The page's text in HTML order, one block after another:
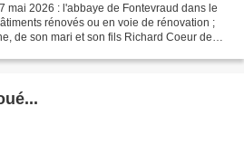
mai 2026 : l'abbaye de Fontevraud dans le
rénovés ou en voie de rénovation ;
de son mari et son fils Richard Coeur de